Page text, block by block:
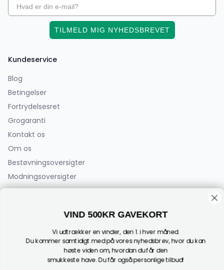
Kundeservice
Blog
Betingelser
Fortrydelsesret
Grogaranti
Kontakt os
Om os
Bestøvningsoversigter
Modningsoversigter
(Der sælges ikke planter fra adressen)
TILMELD MIG NYHEDSBREVET
VIND 500KR GAVEKORT
Vi udtrækker en vinder, den 1. i hver måned.
Du kommer samtidigt med på vores nyhedsbrev, hvor du kan
høste viden om, hvordan du får den
smukkeste have. Du får også personlige tilbud!